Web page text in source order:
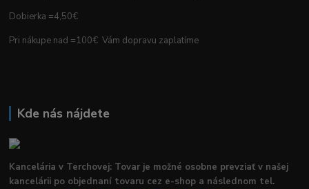
Dobierka =4,50€
Pri nákupe nad =100€ Vám dopravu zaplatíme
Kde nás nájdete
Kancelária v Terchovej: Tovar je možné osobne prevziať v našej
kancelárii po objednaní tovaru cez e-shop a následnom tel.